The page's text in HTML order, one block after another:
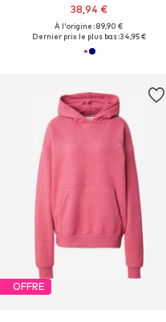
38,94 €
À l'origine : 89,90 €
Dernier prix le plus bas :34,95 €
OFFRE